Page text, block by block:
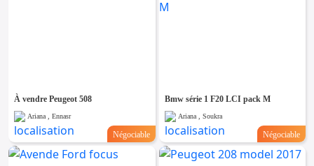
À vendre Peugeot 508
Ariana , Ennasr
Négociable
Bmw série 1 F20 LCI pack M
Ariana , Soukra
Négociable